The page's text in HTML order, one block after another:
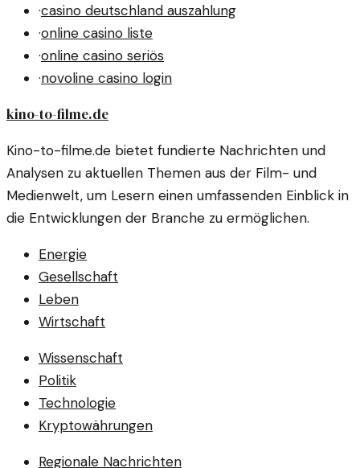
·casino deutschland auszahlung
·online casino liste
·online casino seriös
·novoline casino login
kino-to-filme.de
Kino-to-filme.de bietet fundierte Nachrichten und
Analysen zu aktuellen Themen aus der Film- und
Medienwelt, um Lesern einen umfassenden Einblick in
die Entwicklungen der Branche zu ermöglichen.
Energie
Gesellschaft
Leben
Wirtschaft
Wissenschaft
Politik
Technologie
Kryptowährungen
Regionale Nachrichten